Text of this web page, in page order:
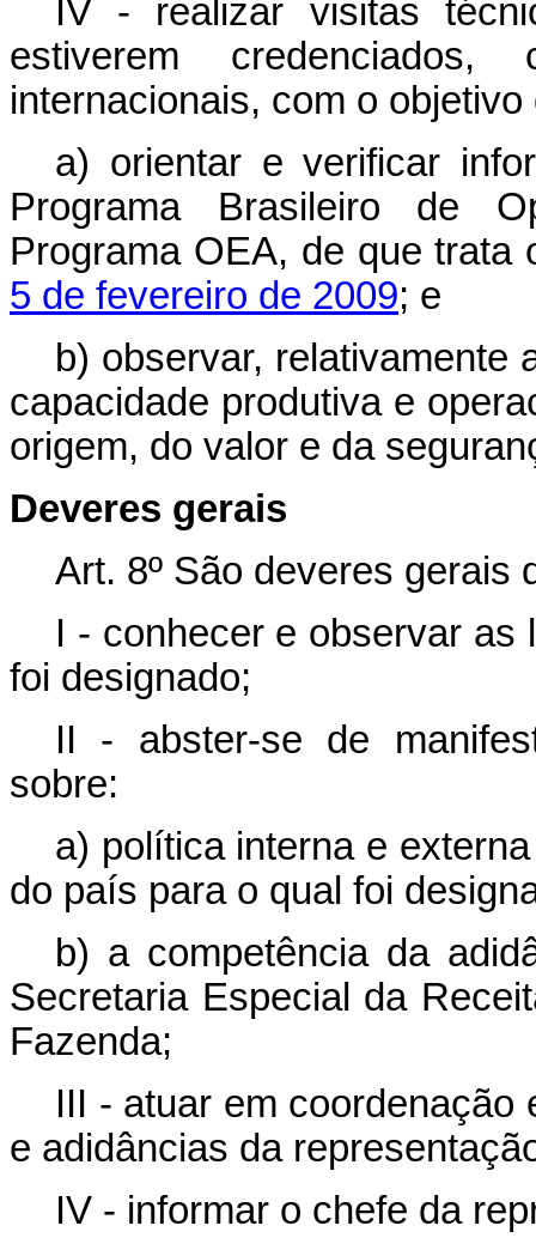
IV - realizar visitas
estiverem
internacionais, com o objetivo
a) orientar e verificar
Programa Brasileiro de
Programa OEA, de que trata
5 de fevereiro de 2009; e
b) observar, relativamente
capacidade produtiva e
origem, do valor e da
Deveres gerais
Art. 8º São deveres gerais
I - conhecer e observar
foi designado;
II - abster-se de
sobre:
a) política interna e
do país para o qual foi
b) a competência da
Secretaria Especial da
Fazenda;
III - atuar em
e adidâncias da
IV - informar o chefe da